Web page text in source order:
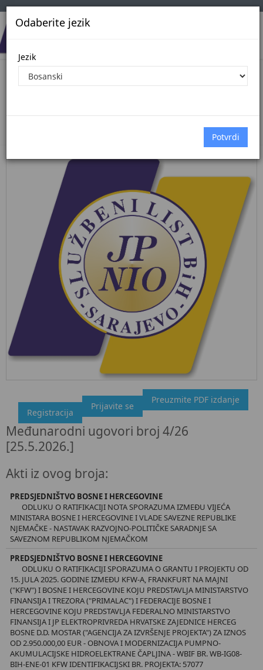
Odaberite jezik
Jezik
Pregled Dokumenata| Broj 4/26
"Službeni glasnik BiH", broj 4/26 25.5.2026.
Ovdje možete preuzeti dokument, kao i obaviti kratki uvid u
sadržaj dokumenta.
Preuzmite PDF izdanje
Prijavite se
Registracija
Međunarodni ugovori broj 4/26
[25.5.2026.]
Akti iz ovog broja:
PREDSJEDNIŠTVO BOSNE I HERCEGOVINE
ODLUKU O RATIFIKACIJI NOTA SPORAZUMA IZMEĐU VIJEĆA
MINISTARA BOSNE I HERCEGOVINE I VLADE SAVEZNE REPUBLIKE
NJEMAČKE - NASTAVAK RAZVOJNO-POLITIČKE SARADNJE SA
SAVEZNOM REPUBLIKOM NJEMAČKOM
PREDSJEDNIŠTVO BOSNE I HERCEGOVINE
ODLUKU O RATIFIKACIJI SPORAZUMA O GRANTU I PROJEKTU OD
15. JULA 2025. GODINE IZMEĐU KFW-A, FRANKFURT NA MAJNI
("KFW") I BOSNE I HERCEGOVINE KOJU PREDSTAVLJA MINISTARSTVO
FINANSIJA I TREZORA ("PRIMALAC") I FEDERACIJE BOSNE I
HERCEGOVINE KOJU PREDSTAVLJA FEDERALNO MINISTARSTVO
FINANSIJA I JP ELEKTROPRIVREDA HRVATSKE ZAJEDNICE HERCEG
BOSNE D.D. MOSTAR ("AGENCIJA ZA IZVRŠENJE PROJEKTA") ZA IZNOS
OD 2.950.000,00 EUR - OBNOVA I MODERNIZACIJA PUMPNO-
AKUMULACIJSKE HIDROELEKTRANE ČAPLJINA - WBIF BR. WB-IG08-
BIH-ENE-01 KFW IDENTIFIKACIJSKI BR. PROJEKTA: 57077